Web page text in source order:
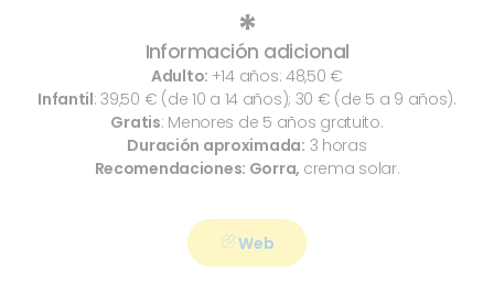
*
Información adicional
Adulto: +14 años: 48,50 €
Infantil: 39,50 € (de 10 a 14 años); 30 € (de 5 a 9 años).
Gratis: Menores de 5 años gratuito.
Duración aproximada: 3 horas
Recomendaciones: Gorra, crema solar.
Web